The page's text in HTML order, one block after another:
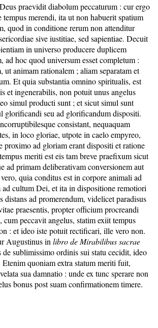
praevidit diabolum peccaturum : cur ergo
merendi, ita ut non habuerit spatium
quod in conditione rerum non attenditur
sive iustitiae, sed sapientiae. Decuit
in universo producere duplicem
ad hoc quod universum esset completum :
ut animam rationalem ; aliam separatam et
Et quia substantia omnino spiritualis, est
et ingenerabilis, non potuit unus angelus
simul producti sunt ; et sicut simul sunt
glorificandi seu ad glorificandum dispositi.
consistant, nequaquam
in loco gloriae, utpote in caelo empyreo,
proximo ad gloriam erant dispositi et ratione
meriti est eis tam breve praefixum sicut
ad primam deliberativam conversionem aut
quia conditus est in corpore animali ad
ad cultum Dei, et ita in dispositione remotiori
distans ad promerendum, videlicet paradisus
praesentis, propter officium procreandi
cum peccavit angelus, statim exiit tempus
: et ideo iste potuit rectificari, ille vero non.
Augustinus in libro de Mirabilibus sacrae
de sublimissimo ordinis sui statu cecidit, ideo
quoniam extra statum meriti fuit,
sua damnatio : unde ex tunc sperare non
bonus post suam confirmationem timere.